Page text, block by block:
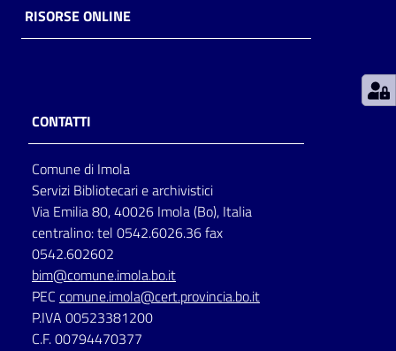
storico
per
lettura
Seguici
su
RISORSE ONLINE
CONTATTI
Comune di Imola
Servizi Bibliotecari e archivistici
Via Emilia 80, 40026 Imola (Bo), Italia
centralino: tel 0542.6026.36 fax
0542.602602
bim@comune.imola.bo.it
PEC comune.imola@cert.provincia.bo.it
P.IVA 00523381200
C.F. 00794470377